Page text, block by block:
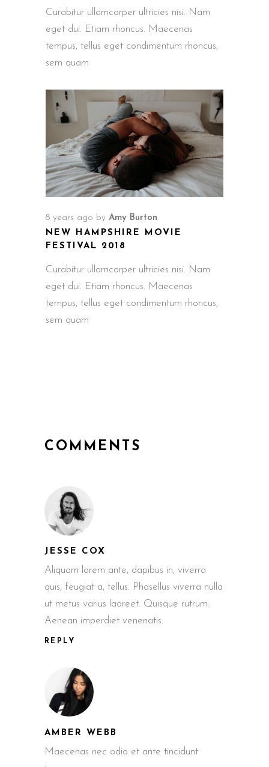
Curabitur ullamcorper ultricies nisi. Nam
eget dui. Etiam rhoncus. Maecenas
tempus, tellus eget condimentum rhoncus,
sem quam
8 years ago by Amy Burton
NEW HAMPSHIRE MOVIE
FESTIVAL 2018
Curabitur ullamcorper ultricies nisi. Nam
eget dui. Etiam rhoncus. Maecenas
tempus, tellus eget condimentum rhoncus,
sem quam
COMMENTS
JESSE COX
Aliquam lorem ante, dapibus in, viverra
quis, feugiat a, tellus. Phasellus viverra nulla
ut metus varius laoreet. Quisque rutrum.
Aenean imperdiet venenatis.
REPLY
AMBER WEBB
Maecenas nec odio et ante tincidunt